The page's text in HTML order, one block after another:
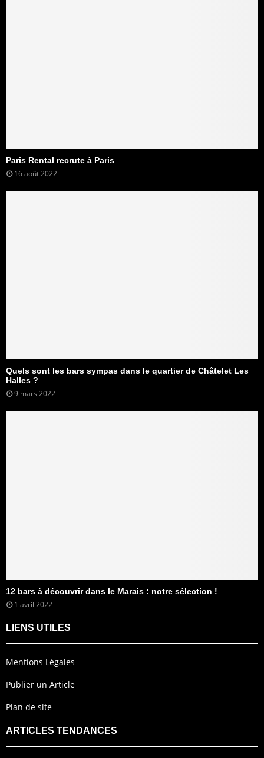
Paris Rental recrute à Paris
16 août 2022
Quels sont les bars sympas dans le quartier de Châtelet Les
Halles ?
9 mars 2022
12 bars à découvrir dans le Marais : notre sélection !
1 avril 2022
LIENS UTILES
Mentions Légales
Publier un Article
Plan de site
ARTICLES TENDANCES